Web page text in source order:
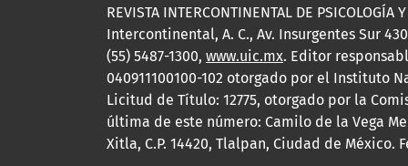
REVISTA INTERCONTINENTAL DE
Intercontinental, A. C., Av. Insurgentes Sur
(55) 5487-1300, www.uic.mx. Editor
040911100100-102 otorgado por el Instituto
Licitud de Título: 12775, otorgado por la
última de este número: Camilo de la Vega
Xitla, C.P. 14420, Tlalpan, Ciudad de